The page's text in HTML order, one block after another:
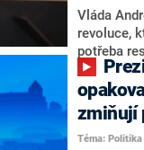
o
značně
nemá
Vláda
revoluce,
potřeba
rozhovoru
ohledně
Tejce (za
práva
zmiňují
Téma: Politika